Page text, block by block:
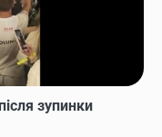
зупинки